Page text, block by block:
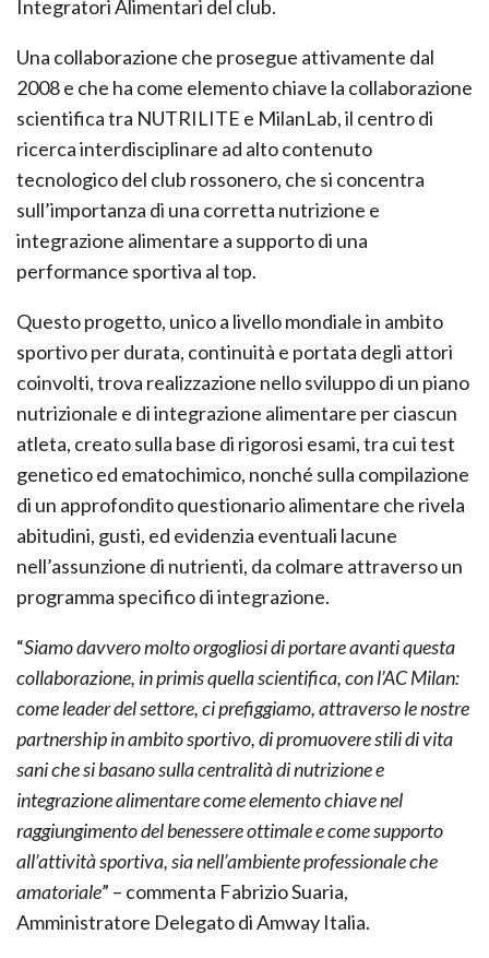
Integratori Alimentari del club.
Una collaborazione che prosegue attivamente dal
2008 e che ha come elemento chiave la collaborazione
scientifica tra NUTRILITE e MilanLab, il centro di
ricerca interdisciplinare ad alto contenuto
tecnologico del club rossonero, che si concentra
sull’importanza di una corretta nutrizione e
integrazione alimentare a supporto di una
performance sportiva al top.
Questo progetto, unico a livello mondiale in ambito
sportivo per durata, continuità e portata degli attori
coinvolti, trova realizzazione nello sviluppo di un piano
nutrizionale e di integrazione alimentare per ciascun
atleta, creato sulla base di rigorosi esami, tra cui test
genetico ed ematochimico, nonché sulla compilazione
di un approfondito questionario alimentare che rivela
abitudini, gusti, ed evidenzia eventuali lacune
nell’assunzione di nutrienti, da colmare attraverso un
programma specifico di integrazione.
“Siamo davvero molto orgogliosi di portare avanti questa
collaborazione, in primis quella scientifica, con l’AC Milan:
come leader del settore, ci prefiggiamo, attraverso le nostre
partnership in ambito sportivo, di promuovere stili di vita
sani che si basano sulla centralità di nutrizione e
integrazione alimentare come elemento chiave nel
raggiungimento del benessere ottimale e come supporto
all’attività sportiva, sia nell’ambiente professionale che
amatoriale” – commenta Fabrizio Suaria,
Amministratore Delegato di Amway Italia.